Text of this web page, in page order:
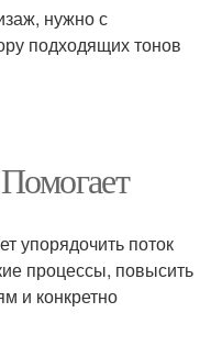
нужно с
подходящих тонов
упорядочить поток
процессы, повысить
и конкретно